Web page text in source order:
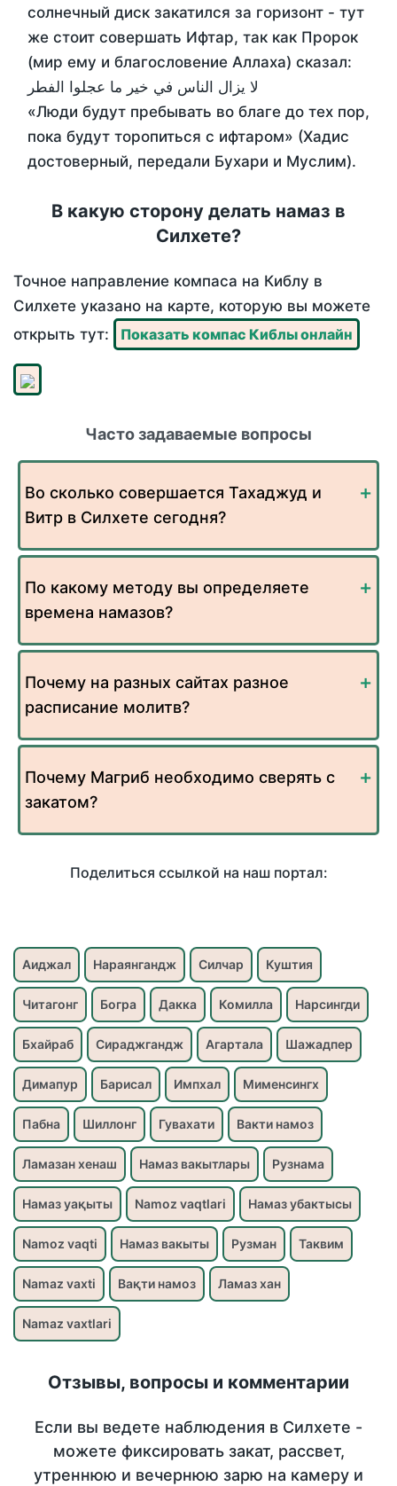
солнечный диск закатился за горизонт - тут
же стоит совершать Ифтар, так как Пророк
(мир ему и благословение Аллаха) сказал:
لا يزال الناس في خير ما عجلوا الفطر
«Люди будут пребывать во благе до тех пор,
пока будут торопиться с ифтаром» (Хадис
достоверный, передали Бухари и Муслим).
В какую сторону делать намаз в
Силхете?
Точное направление компаса на Киблу в
Силхете указано на карте, которую вы можете
открыть тут:
Показать компас Киблы онлайн
Часто задаваемые вопросы
Во сколько совершается Тахаджуд и
Витр в Силхете сегодня?
По какому методу вы определяете
времена намазов?
Почему на разных сайтах разное
расписание молитв?
Почему Магриб необходимо сверять с
закатом?
Поделиться ссылкой на наш портал:
Аиджал Нараянгандж Силчар Куштия
Читагонг Богра Дакка Комилла Нарсингди
Бхайраб Сираджгандж Агартала Шажадпер
Димапур Барисал Импхал Мименсингх
Пабна Шиллонг Гувахати Вакти намоз
Ламазан хенаш Намаз вакытлары Рузнама
Намаз уақыты Namoz vaqtlari Намаз убактысы
Namoz vaqti Намаз вакыты Рузман Таквим
Namaz vaxti Вақти намоз Ламаз хан
Namaz vaxtlari
Отзывы, вопросы и комментарии
Если вы ведете наблюдения в Силхете -
можете фиксировать закат, рассвет,
утреннюю и вечернюю зарю на камеру и